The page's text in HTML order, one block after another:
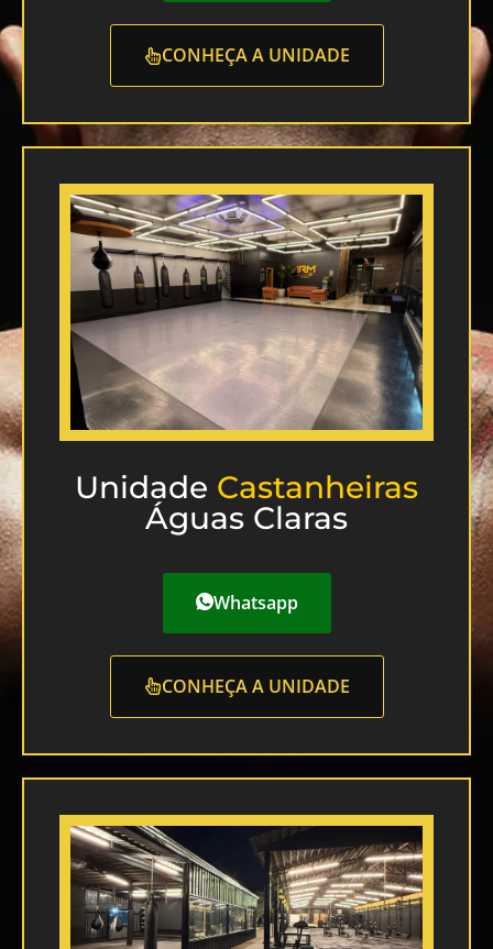
CONHEÇA A UNIDADE
Unidade Castanheiras
Águas Claras
Whatsapp
CONHEÇA A UNIDADE